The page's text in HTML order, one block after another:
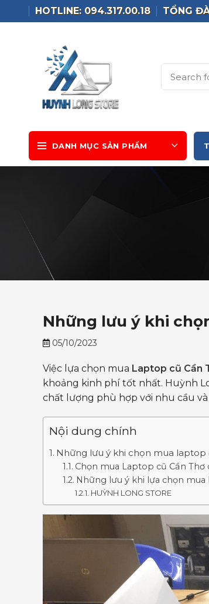
HOTLINE: 094.317.00.18 TỔNG
DANH MỤC SẢN PHẨM
Những lưu ý khi
05/10/2023
Việc lựa chọn mua Laptop cũ Cần
khoảng kinh phí tốt nhất. Huỳnh
chất lượng phù hợp với nhu cầu
Nội dung chính
Những lưu ý khi chọn mua laptop
Chọn mua Laptop cũ Cần
Những lưu ý khi lựa chọn
HUỲNH LONG STORE